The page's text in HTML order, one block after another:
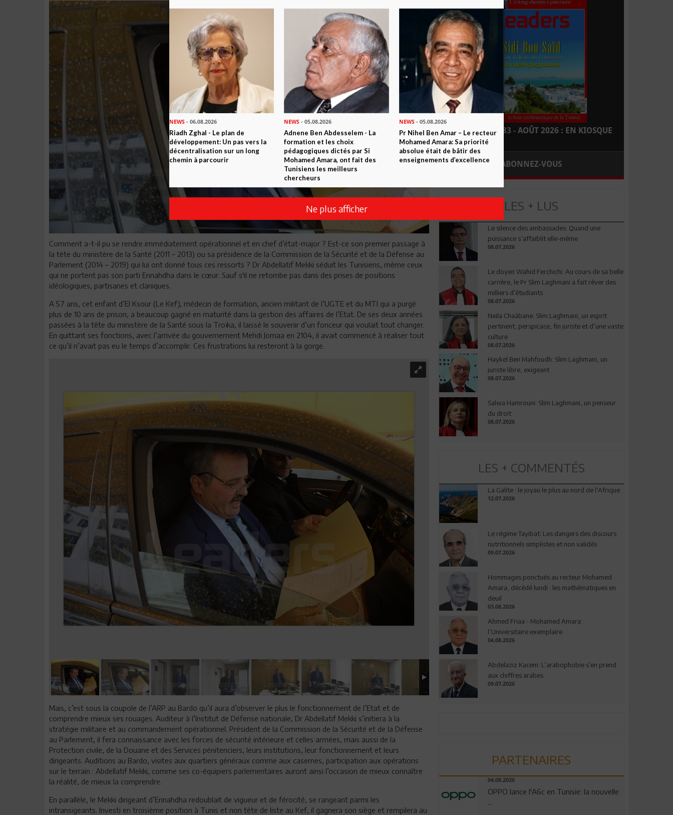
Comment a-t-il pu se rendre immédiatement opérationnel et en chef d’état-major ? Est-ce son premier passage à
la tête du ministère de la Santé (2011 – 2013) ou sa présidence de la Commission de la Sécurité et de la Défense au
Parlement (2014 – 2019) qui lui ont donné tous ces ressorts ? Dr Abdellatif Mekki séduit les Tunisiens, même ceux
qui ne portent pas son parti Ennahdha dans le cœur. Sauf s'il ne retombe pas dans des prises de positions
idéologiques, partisanes et claniques.
A 57 ans, cet enfant d’El Ksour (Le Kef), médecin de formation, ancien militant de l’UGTE et du MTI qui a purgé
plus de 10 ans de prison, a beaucoup gagné en maturité dans la gestion des affaires de l’Etat. De ses deux années
passées à la tête du ministère de la Santé sous la Troïka, il laissé le souvenir d’un fonceur qui voulait tout changer.
En quittant ses fonctions, avec l’arrivée du gouvernement Mehdi Jomaa en 2104, il avait commencé à réaliser tout
ce qu’il n’avait pas eu le temps d’accomplir. Ces frustrations lui resteront à la gorge.
Mais, c’est sous la coupole de l’ARP au Bardo qu’il aura d’observer le plus le fonctionnement de l’Etat et de
comprendre mieux ses rouages. Auditeur à l’Institut de Défense nationale, Dr Abdellatif Mekki s’initiera à la
stratégie militaire et au commandement opérationnel. Président de la Commission de la Sécurité et de la Défense
au Parlement, il fera connaissance avec les forces de sécurité intérieure et celles armées, mais aussi de la
Protection civile, de la Douane et des Services pénitenciers, leurs institutions, leur fonctionnement et leurs
dirigeants. Auditions au Bardo, visites aux quartiers généraux comme aux casernes, participation aux opérations
sur le terrain : Abdellatif Mekki, comme ses co-équipiers parlementaires auront ainsi l’occasion de mieux connaître
la réalité, de mieux la comprendre.
En parallèle, le Mekki dirigeant d’Ennahdha redoublait de vigueur et de férocité, se rangeant parmi les
intransigeants. Investi en troisième position à Tunis et non tête de liste au Kef, il gagnera son siège et rempilera au
LEADERS N° 183 - AOÛT 2026 : EN KIOSQUE
ABONNEZ-VOUS
LES + LUS
Le silence des ambassades: Quand une
puissance s’affaiblit elle-même
08.07.2026
Le doyen Wahid Ferchichi: Au cours de sa belle
carrière, le Pr Slim Laghmani a fait rêver des
milliers d’étudiants
08.07.2026
Neila Chaâbane: Slim Laghmani, un esprit
pertinent, perspicace, fin juriste et d’une vaste
culture
08.07.2026
Haykel Ben Mahfoudh: Slim Laghmani, un
juriste libre, exigeant
08.07.2026
Salwa Hamrouni: Slim Laghmani, un penseur
du droit
08.07.2026
LES + COMMENTÉS
La Galite : le joyau le plus au nord de l'Afrique
12.07.2026
Le régime Tayibat: Les dangers des discours
nutritionnels simplistes et non validés
09.07.2026
Hommages ponctués au recteur Mohamed
Amara, décédé lundi : les mathématiques en
deuil
03.08.2026
Ahmed Friaa - Mohamed Amara:
l’Universitaire exemplaire
04.08.2026
Abdelaziz Kacem: L’arabophobie s’en prend
aux chiffres arabes
09.07.2026
PARTENAIRES
04.08.2026
OPPO lance l'A6c en Tunisie: la nouvelle
...
NEWS - 06.08.2026
Riadh Zghal - Le plan de
développement: Un pas vers la
décentralisation sur un long
chemin à parcourir
NEWS - 05.08.2026
Adnene Ben Abdesselem - La
formation et les choix
pédagogiques dictés par Si
Mohamed Amara, ont fait des
Tunisiens les meilleurs
chercheurs
NEWS- 05.08.2026
Pr Nihel Ben Amar – Le recteur
Mohamed Amara: Sa priorité
absolue était de bâtir des
enseignements d’excellence
Ne plus afficher